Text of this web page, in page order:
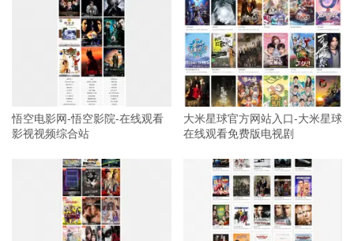
悟空电影网-悟空影院-在线观看
影视视频综合站
大米星球官方网站入口-大米星球
在线观看免费版电视剧